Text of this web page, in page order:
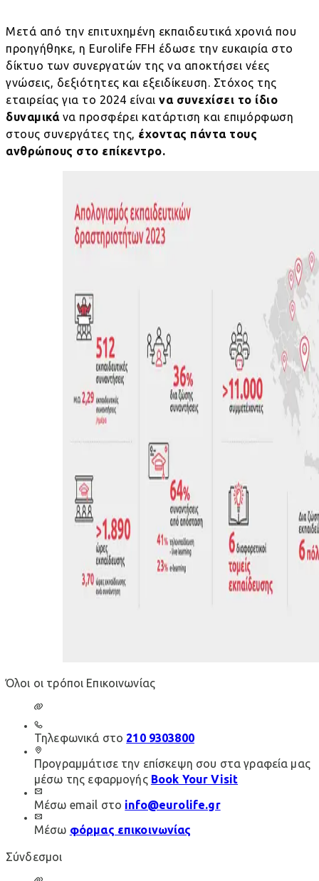
Μετά από την επιτυχημένη εκπαιδευτικά χρονιά που
προηγήθηκε, η Eurolife FFH έδωσε την ευκαιρία στο
δίκτυο των συνεργατών της να αποκτήσει νέες
γνώσεις, δεξιότητες και εξειδίκευση. Στόχος της
εταιρείας για το 2024 είναι να συνεχίσει το ίδιο
δυναμικάνα προσφέρει κατάρτιση και επιμόρφωση
στους συνεργάτες της, έχοντας πάντα τους
ανθρώπους στο επίκεντρο.
Όλοι οι τρόποι Επικοινωνίας
Τηλεφωνικά στο 210 9303800
Προγραμμάτισε την επίσκεψη σου στα γραφεία μας
μέσω της εφαρμογής Book Your Visit
Μέσω email στο info@eurolife.gr
Μέσω φόρμας επικοινωνίας
Σύνδεσμοι